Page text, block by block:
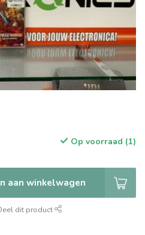
Op voorraad (1)
aan winkelwagen
dit product